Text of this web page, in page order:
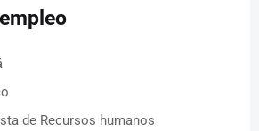
de Recursos humanos